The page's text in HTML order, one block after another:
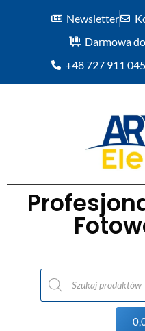
Newsletter
Darmowa
+48 727 911 045